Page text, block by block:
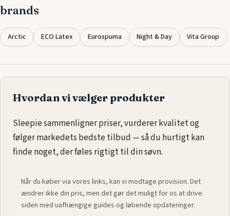
brands
Arctic ECO Latex Eurospuma Night & Day Vita Group
Hvordan vi vælger produkter
Sleepie sammenligner priser, vurderer kvalitet og
følger markedets bedste tilbud — så du hurtigt kan
finde noget, der føles rigtigt til din søvn.
Når du køber via vores links, kan vi modtage provision. Det
ændrer ikke din pris, men det gør det muligt for os at drive
siden med uafhængige guides og løbende opdateringer.